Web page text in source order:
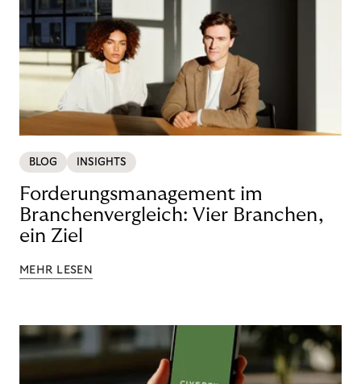
BLOG INSIGHTS
Forderungsmanagement im
Branchenvergleich: Vier Branchen,
ein Ziel
MEHR LESEN